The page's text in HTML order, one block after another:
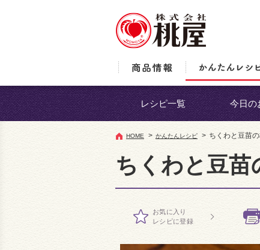
レシピ一覧 今日の
HOME > かんたんレシピ > ちくわと豆苗
ちくわと豆苗
お気に入り
レシピに登録